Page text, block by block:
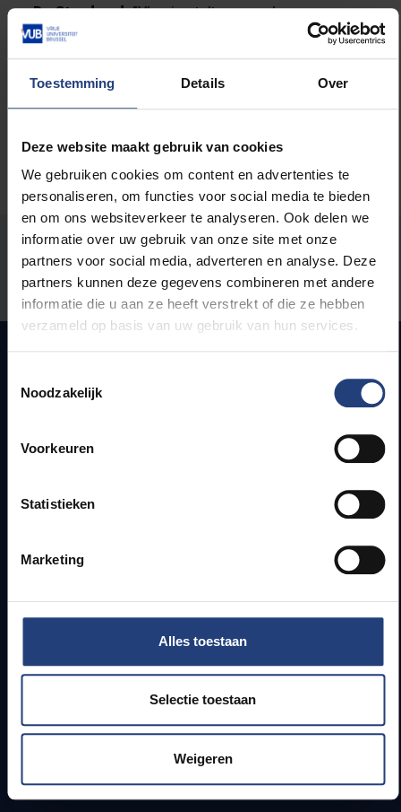
Toestemming Details Over
Deze website maakt gebruik van cookies
We gebruiken cookies om content en advertenties te
personaliseren, om functies voor social media te bieden
en om ons websiteverkeer te analyseren. Ook delen we
informatie over uw gebruik van onze site met onze
partners voor social media, adverteren en analyse. Deze
partners kunnen deze gegevens combineren met andere
informatie die u aan ze heeft verstrekt of die ze hebben
verzameld op basis van uw gebruik van hun services.
Noodzakelijk
Voorkeuren
Statistieken
Marketing
Alles toestaan
Selectie toestaan
Weigeren
De Standaard:"Vlaming telt geen schapen maar
auto's"
Het Nieuwsblad:"Geen schaapjes maar auto's
tellen"
Stond er een fout op deze pagina?
Laat het ons weten
Snel naar
Bereikbaarheid
Studenten
PhD-studenten
Leerkrachten en secundaire scholen